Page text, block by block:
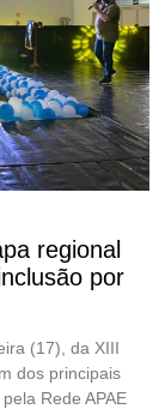
regional
por
(17), da XIII
dos principais
Rede APAE